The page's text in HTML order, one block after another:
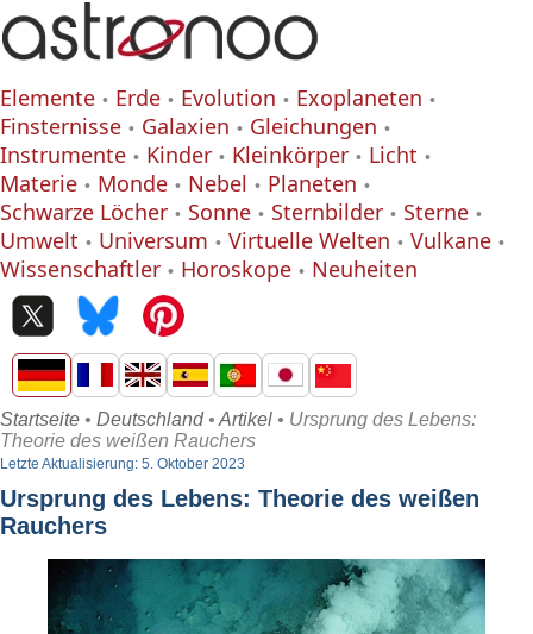
Elemente Erde Evolution
Exoplaneten
Finsternisse
Galaxien
Gleichungen
Instrumente
Kinder Kleinkörper
Licht
Materie
Monde Nebel
Planeten
Schwarze Löcher
Sonne Sternbilder
Sterne
Umwelt
Universum Virtuelle Welten
Vulkane
Wissenschaftler
Horoskope Neuheiten
Startseite • Deutschland• Artikel • Ursprung des Lebens:
Theorie des weißen Rauchers
Letzte Aktualisierung: 5. Oktober 2023
Ursprung des Lebens: Theorie des weißen
Rauchers